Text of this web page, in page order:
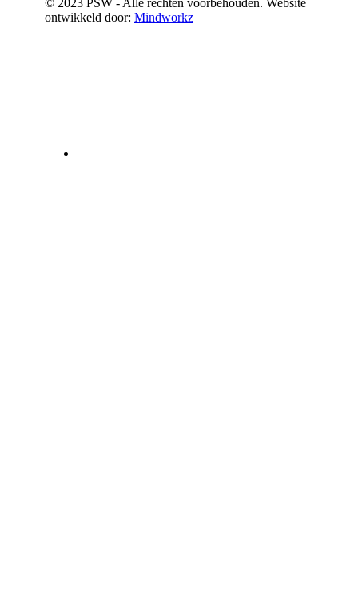
© 2023 PSW - Alle rechten voorbehouden. Website
ontwikkeld door: Mindworkz